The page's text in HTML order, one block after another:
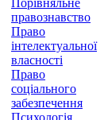
Порівняльне
правознавство
Право
інтелектуальної
власності
Право
соціального
забезпечення
Психологія